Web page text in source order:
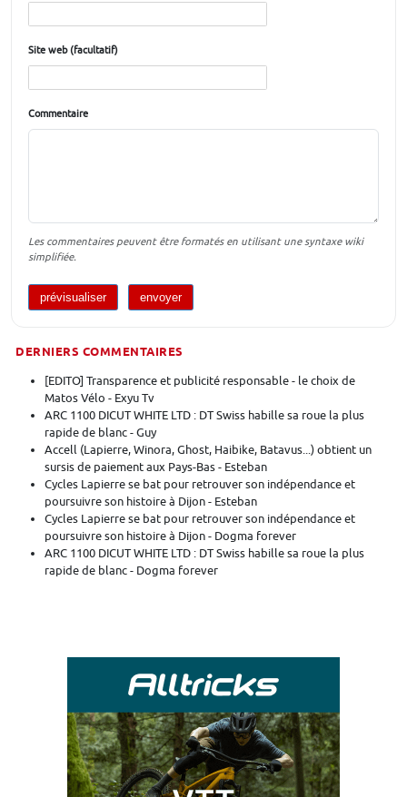
Site web (facultatif)
Commentaire
Les commentaires peuvent être formatés en utilisant une syntaxe wiki
simplifiée.
DERNIERS COMMENTAIRES
[EDITO] Transparence et publicité responsable - le choix de
Matos Vélo - Exyu Tv
ARC 1100 DICUT WHITE LTD : DT Swiss habille sa roue la plus
rapide de blanc - Guy
Accell (Lapierre, Winora, Ghost, Haibike, Batavus...) obtient un
sursis de paiement aux Pays-Bas - Esteban
Cycles Lapierre se bat pour retrouver son indépendance et
poursuivre son histoire à Dijon - Esteban
Cycles Lapierre se bat pour retrouver son indépendance et
poursuivre son histoire à Dijon - Dogma forever
ARC 1100 DICUT WHITE LTD : DT Swiss habille sa roue la plus
rapide de blanc - Dogma forever